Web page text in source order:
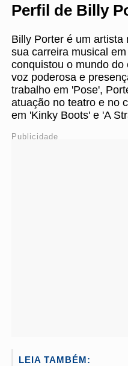
Perfil de Billy
Billy Porter é um artista
sua carreira musical
conquistou o mundo
voz poderosa e
trabalho em 'Pose',
atuação no teatro e no
em 'Kinky Boots' e 'A
Publicidade
LEIA TAMBÉM: